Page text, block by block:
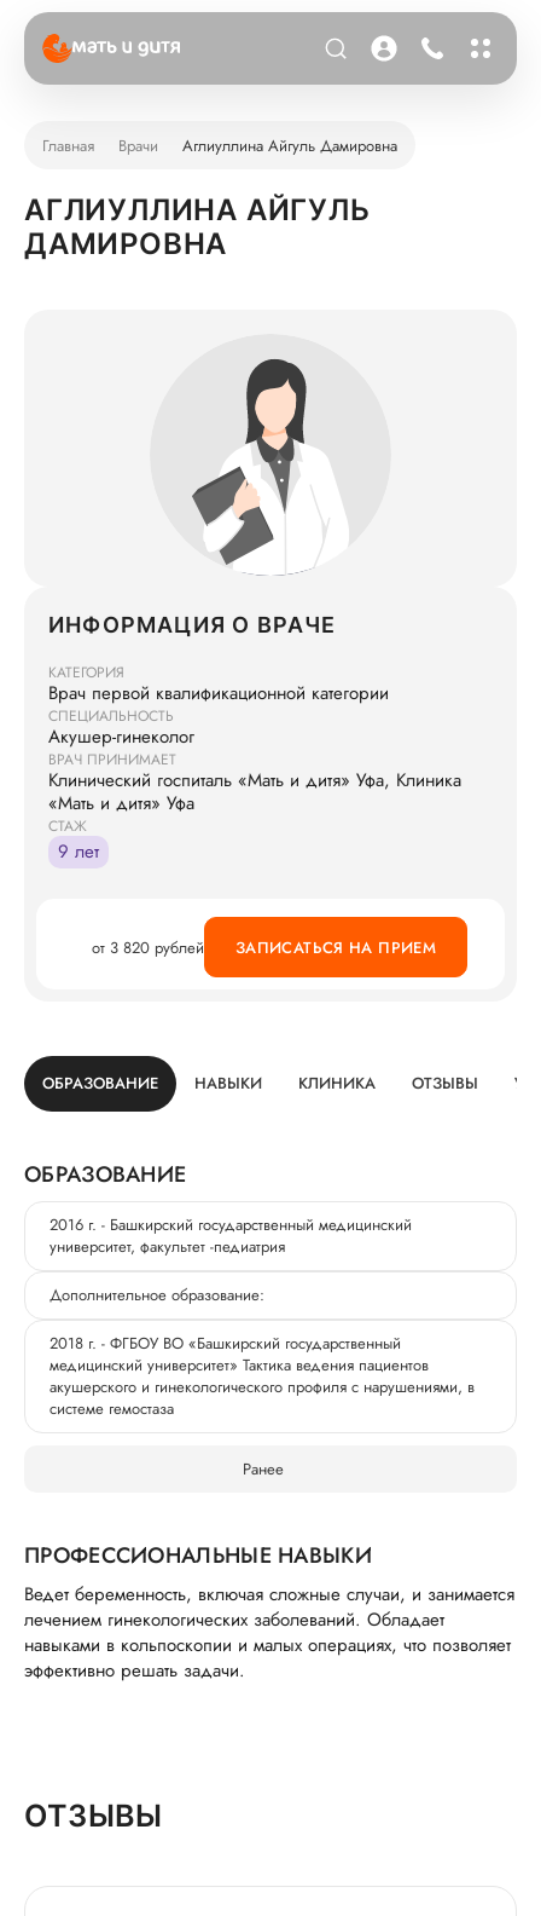
Главная Врачи Аглиуллина Айгуль Дамировна
АГЛИУЛЛИНА АЙГУЛЬ
ДАМИРОВНА
ИНФОРМАЦИЯ О ВРАЧЕ
КАТЕГОРИЯ
Врач первой квалификационной категории
СПЕЦИАЛЬНОСТЬ
Акушер-гинеколог
ВРАЧ ПРИНИМАЕТ
Клинический госпиталь «Мать и дитя» Уфа, Клиника
«Мать и дитя» Уфа
СТАЖ
9 лет
от 3 820 рублей ЗАПИСАТЬСЯ НА ПРИЕМ
ОБРАЗОВАНИЕ НАВЫКИ КЛИНИКА ОТЗЫВЫ
ОБРАЗОВАНИЕ
2016 г. - Башкирский государственный медицинский
университет, факультет -педиатрия
Дополнительное образование:
2018 г. - ФГБОУ ВО «Башкирский государственный
медицинский университет» Тактика ведения пациентов
акушерского и гинекологического профиля с нарушениями, в
системе гемостаза
Ранее
ПРОФЕССИОНАЛЬНЫЕ НАВЫКИ
Ведет беременность, включая сложные случаи, и занимается
лечением гинекологических заболеваний. Обладает
навыками в кольпоскопии и малых операциях, что позволяет
эффективно решать задачи.
ОТЗЫВЫ